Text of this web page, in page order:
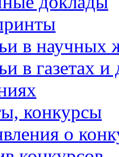
в научных
в газетах
конкурсы
о